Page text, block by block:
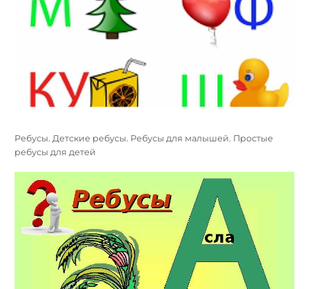
Ребусы. Детские ребусы. Ребусы для малышей. Простые
ребусы для детей